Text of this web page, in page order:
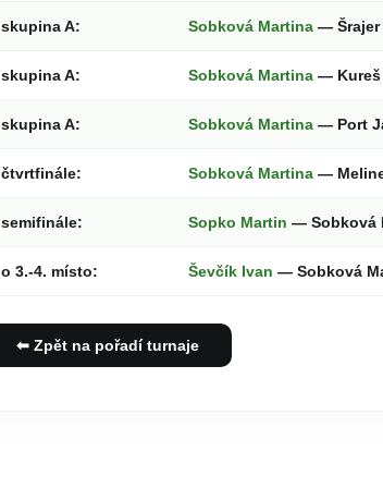
skupina A: Sobková Martina —
skupina A: Sobková Martina — Kureš
skupina A: Sobková Martina — Port
čtvrtfinále: Sobková Martina —
semifinále: Sopko Martin — Sobková
o 3.-4. místo: Ševčík Ivan — Sobková
⬅ Zpět na pořadí turnaje